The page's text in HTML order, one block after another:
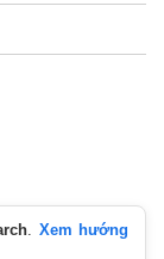
. Xem hướng